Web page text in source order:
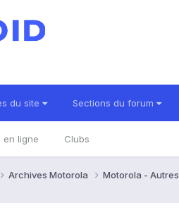
du site Sections du forum
en ligne Clubs
Archives Motorola Motorola - Autres